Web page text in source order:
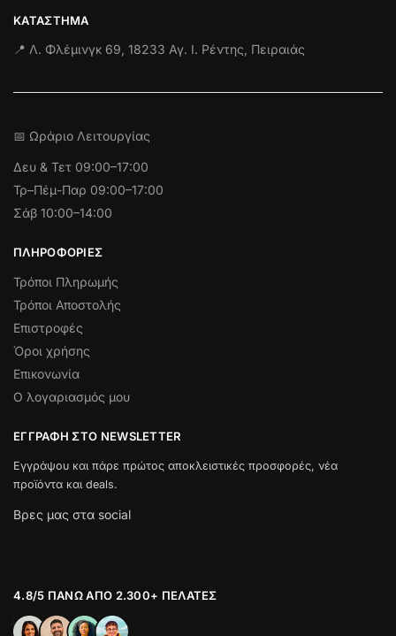
ΚΑΤΆΣΤΗΜΑ
📍 Λ. Φλέμινγκ 69, 18233 Αγ. Ι. Ρέντης, Πειραιάς
📅 Ωράριο Λειτουργίας
Δευ & Τετ 09:00–17:00
Τρ–Πέμ-Παρ 09:00–17:00
Σάβ 10:00–14:00
ΠΛΗΡΟΦΟΡΊΕΣ
Τρόποι Πληρωμής
Τρόποι Αποστολής
Επιστροφές
Όροι χρήσης
Επικονωνία
Ο λογαριασμός μου
ΕΓΓΡΑΦΉ ΣΤΟ NEWSLETTER
Εγγράψου και πάρε πρώτος αποκλειστικές προσφορές, νέα
προϊόντα και deals.
Βρες μας στα social
4.8/5 ΠΆΝΩ ΑΠΌ 2.300+ ΠΕΛΆΤΕΣ